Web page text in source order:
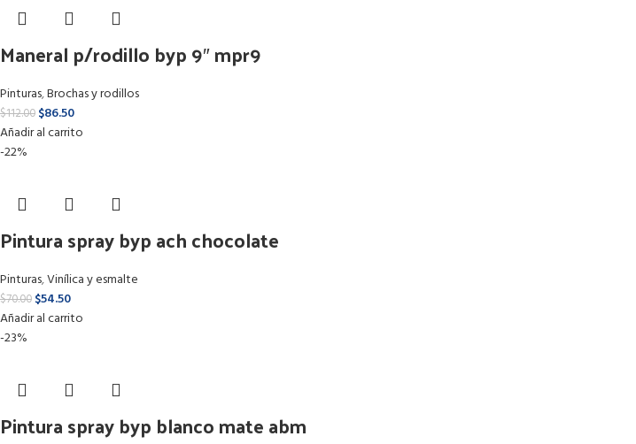
Maneral p/rodillo byp 9″ mpr9
Pinturas,Brochas y rodillos
$112.00 $86.50
Añadir al carrito
-22%
Pintura spray byp ach chocolate
Pinturas,Vinílica y esmalte
$70.00 $54.50
Añadir al carrito
-23%
Pintura spray byp blanco mate abm